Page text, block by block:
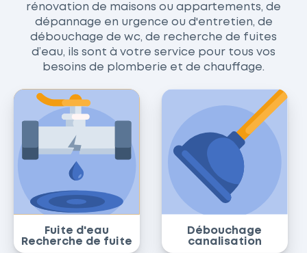
rénovation de maisons ou appartements, de
dépannage en urgence ou d'entretien, de
débouchage de wc, de recherche de fuites
d’eau, ils sont à votre service pour tous vos
besoins de plomberie et de chauffage.
Fuite d'eau
Recherche de fuite
Débouchage
canalisation